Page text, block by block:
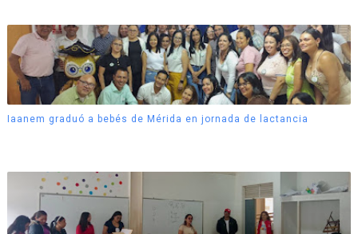
Iaanem graduó a bebés de Mérida en jornada de lactancia